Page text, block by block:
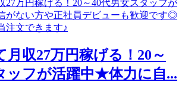
月収27万円稼げる！20～
ッフが活躍中★体力に自...